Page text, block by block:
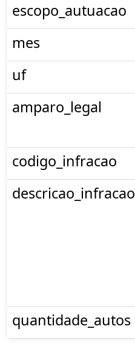
escopo_autuacao
mes
uf
amparo_legal
codigo_infracao
descricao_infracao
quantidade_autos